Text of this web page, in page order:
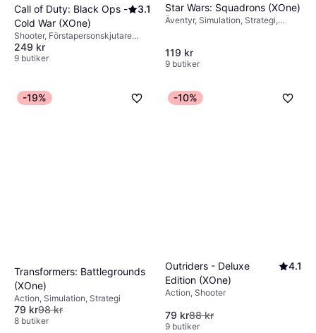
Call of Duty: Black Ops -
Cold War (XOne)
3.1
Shooter, Förstapersonskjutare
(FPS)
249 kr
9 butiker
Star Wars: Squadrons (XOne)
Äventyr, Simulation, Strategi,
119 kr
9 butiker
-19%
Transformers: Battlegrounds
(XOne)
Action, Simulation, Strategi
79 kr98 kr
8 butiker
-10%
Outriders - Deluxe
Edition (XOne)
4.1
Action, Shooter
79 kr88 kr
9 butiker